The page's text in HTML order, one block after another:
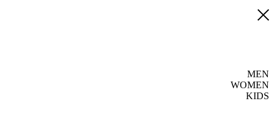
MEN
WOMEN
KIDS